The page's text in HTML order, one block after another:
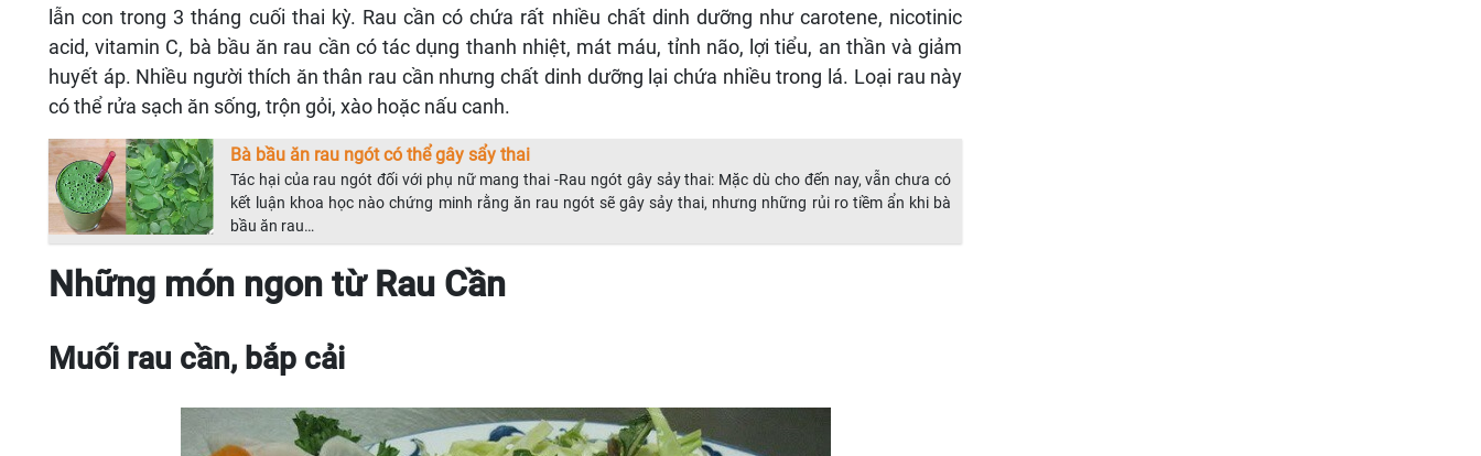
lẫn con trong 3 tháng cuối thai kỳ. Rau cần có chứa rất nhiều chất dinh dưỡng như carotene, nicotinic
acid, vitamin C, bà bầu ăn rau cần có tác dụng thanh nhiệt, mát máu, tỉnh não, lợi tiểu, an thần và giảm
huyết áp. Nhiều người thích ăn thân rau cần nhưng chất dinh dưỡng lại chứa nhiều trong lá. Loại rau này
có thể rửa sạch ăn sống, trộn gỏi, xào hoặc nấu canh.
Bà bầu ăn rau ngót có thể gây sẩy thai
Tác hại của rau ngót đối với phụ nữ mang thai -Rau ngót gây sảy thai: Mặc dù cho đến nay, vẫn chưa có
kết luận khoa học nào chứng minh rằng ăn rau ngót sẽ gây sảy thai, nhưng những rủi ro tiềm ẩn khi bà
bầu ăn rau…
Những món ngon từ Rau Cần
Muối rau cần, bắp cải